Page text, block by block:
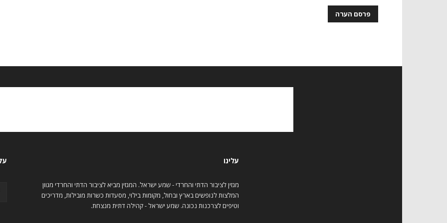
עלינו
מגזין לציבור הדתי והחרדי - שמע ישראל. המגזין מביא לציבור הדתי והחרדי מגוון
המלצות לנופשים בארץ ובחול, מקומות בילוי, מסעדות כשרות מובילות, מדריכים
וטיפים לצרכנות נכונה. שמע ישראל - קהילה דתית מנצחת.